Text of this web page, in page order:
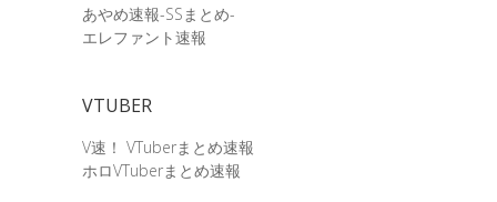
あやめ速報-SSまとめ-
エレファント速報
VTUBER
V速！ VTuberまとめ速報
ホロVTuberまとめ速報